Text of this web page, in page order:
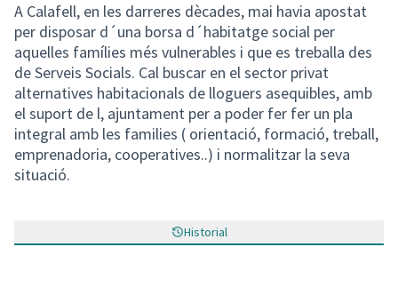
A Calafell, en les darreres dècades, mai havia apostat
per disposar d´una borsa d´habitatge social per
aquelles famílies més vulnerables i que es treballa des
de Serveis Socials. Cal buscar en el sector privat
alternatives habitacionals de lloguers asequibles, amb
el suport de l, ajuntament per a poder fer fer un pla
integral amb les families ( orientació, formació, treball,
emprenadoria, cooperatives..) i normalitzar la seva
situació.
Historial